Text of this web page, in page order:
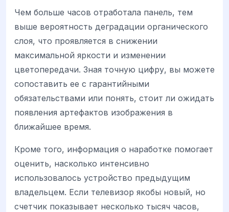
Чем больше часов отработала панель, тем
выше вероятность деградации органического
слоя, что проявляется в снижении
максимальной яркости и изменении
цветопередачи. Зная точную цифру, вы можете
сопоставить ее с гарантийными
обязательствами или понять, стоит ли ожидать
появления артефактов изображения в
ближайшее время.
Кроме того, информация о наработке помогает
оценить, насколько интенсивно
использовалось устройство предыдущим
владельцем. Если телевизор якобы новый, но
счетчик показывает несколько тысяч часов,